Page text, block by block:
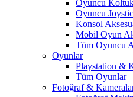
Oyuncu
Oyuncu
Konsol
Mobil Oyun
Tüm Oyuncu
Oyunlar
Playstation &
Tüm Oyunlar
Fotoğraf &